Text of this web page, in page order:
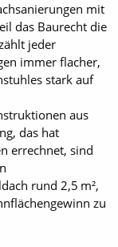
mit
das Baurecht die
jeder
immer flacher,
stark auf
aus
das hat
errechnet, sind
rund 2,5 m²,
zu